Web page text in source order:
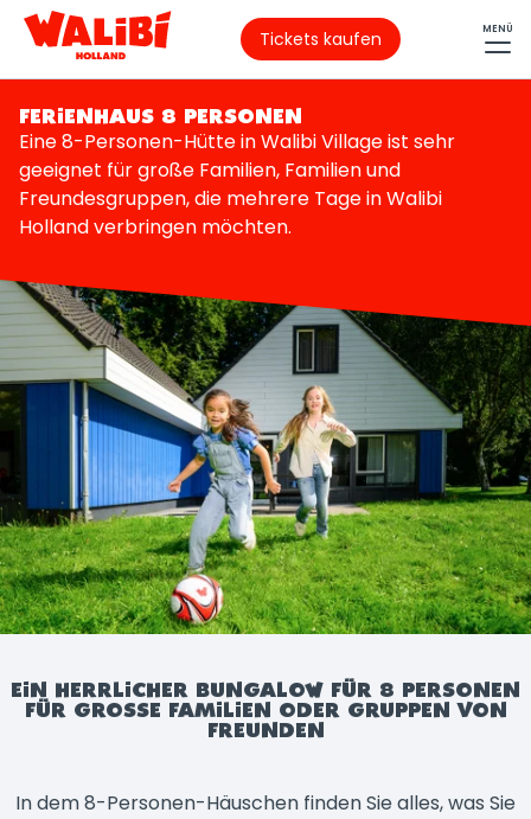
Tickets kaufen MENÜ
FERIENHAUS 8 PERSONEN
Eine 8-Personen-Hütte in Walibi Village ist sehr
geeignet für große Familien, Familien und
Freundesgruppen, die mehrere Tage in Walibi
Holland verbringen möchten.
EIN HERRLICHER BUNGALOW FÜR 8 PERSONEN
FÜR GROSSE FAMILIEN ODER GRUPPEN VON F
REUNDEN
In dem 8-Personen-Häuschen finden Sie alles, was Sie